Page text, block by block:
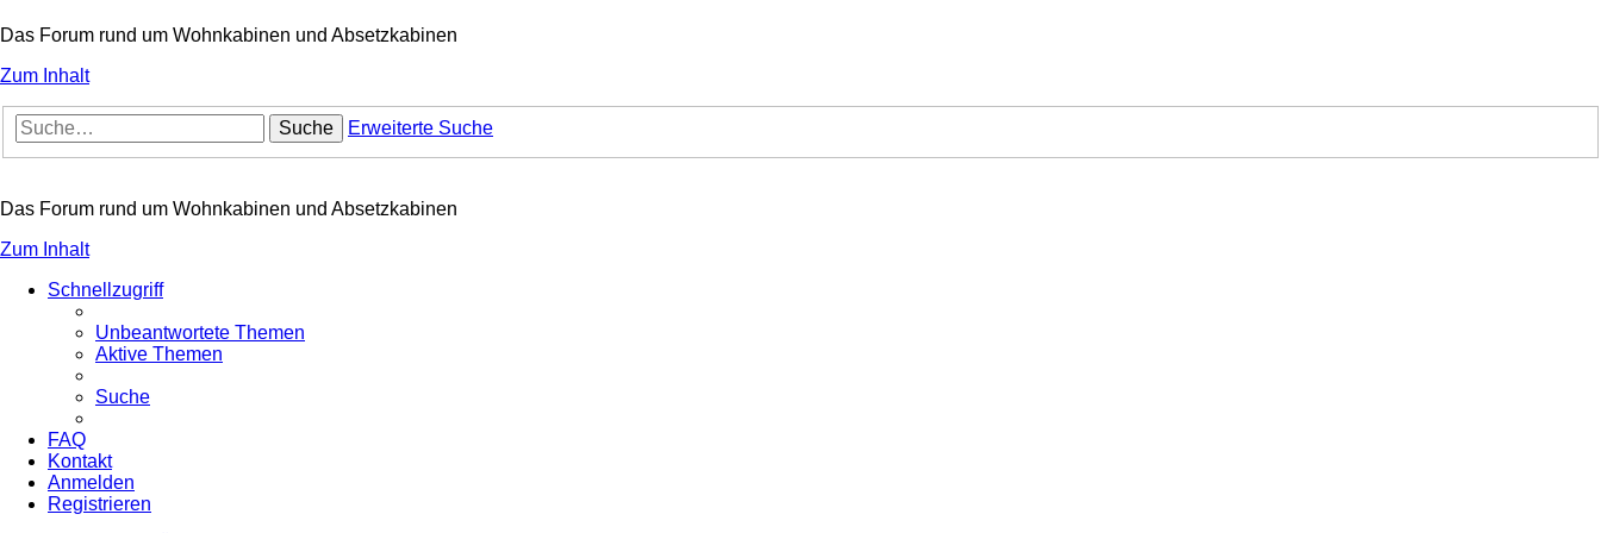
Das Forum rund um Wohnkabinen und Absetzkabinen
Zum Inhalt
Suche Erweiterte Suche
Das Forum rund um Wohnkabinen und Absetzkabinen
Zum Inhalt
Schnellzugriff
Unbeantwortete Themen
Aktive Themen
Suche
FAQ
Kontakt
Anmelden
Registrieren